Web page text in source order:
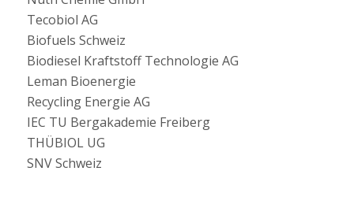
Tecobiol AG
Biofuels Schweiz
Biodiesel Kraftstoff Technologie AG
Leman Bioenergie
Recycling Energie AG
IEC TU Bergakademie Freiberg
THÜBIOL UG
SNV Schweiz